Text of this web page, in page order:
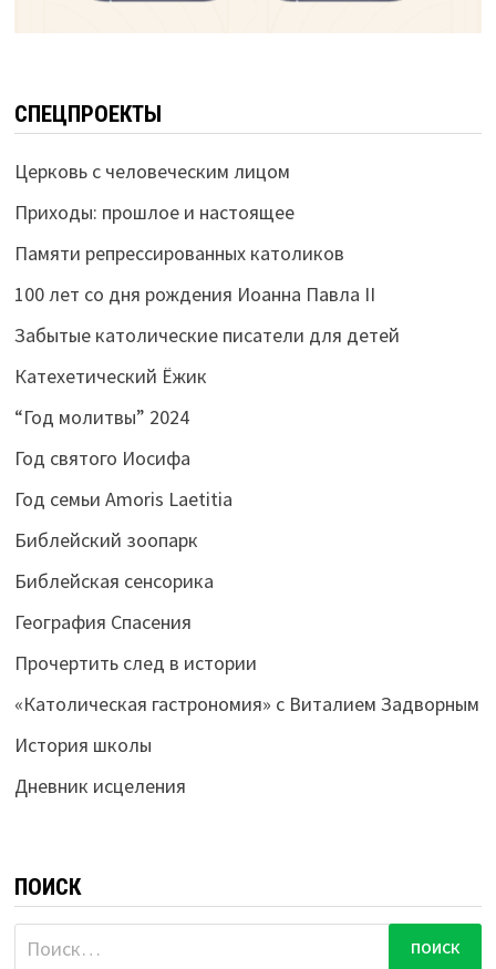
СПЕЦПРОЕКТЫ
Церковь с человеческим лицом
Приходы: прошлое и настоящее
Памяти репрессированных католиков
100 лет со дня рождения Иоанна Павла II
Забытые католические писатели для детей
Катехетический Ёжик
“Год молитвы” 2024
Год святого Иосифа
Год семьи Amoris Laetitia
Библейский зоопарк
Библейская сенсорика
География Спасения
Прочертить след в истории
«Католическая гастрономия» с Виталием Задворным
История школы
Дневник исцеления
ПОИСК
Найти: